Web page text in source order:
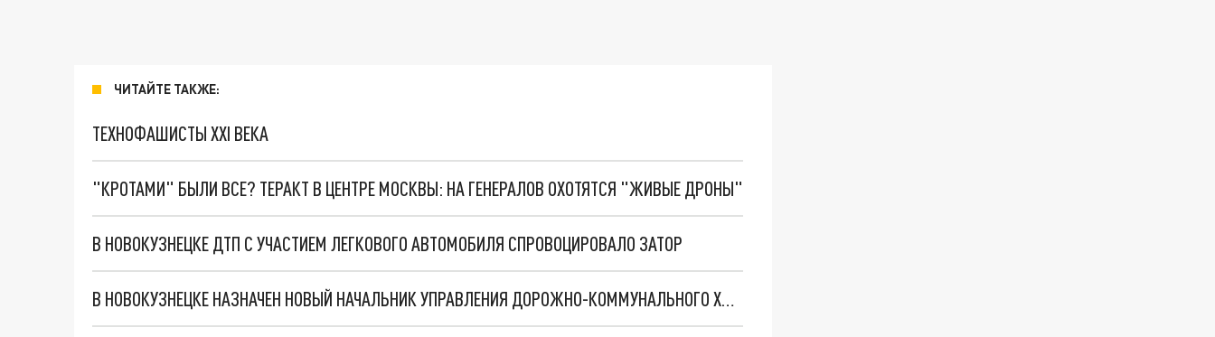
ЧИТАЙТЕ ТАКЖЕ:
ТЕХНОФАШИСТЫ XXI ВЕКА
"КРОТАМИ" БЫЛИ ВСЕ? ТЕРАКТ В ЦЕНТРЕ МОСКВЫ: НА ГЕНЕРАЛОВ ОХОТЯТСЯ "ЖИВЫЕ ДРОНЫ"
В НОВОКУЗНЕЦКЕ ДТП С УЧАСТИЕМ ЛЕГКОВОГО АВТОМОБИЛЯ СПРОВОЦИРОВАЛО ЗАТОР
В НОВОКУЗНЕЦКЕ НАЗНАЧЕН НОВЫЙ НАЧАЛЬНИК УПРАВЛЕНИЯ ДОРОЖНО-КОММУНАЛЬНОГО ХОЗЯЙСТВА И БЛАГОУСТРОЙСТВА